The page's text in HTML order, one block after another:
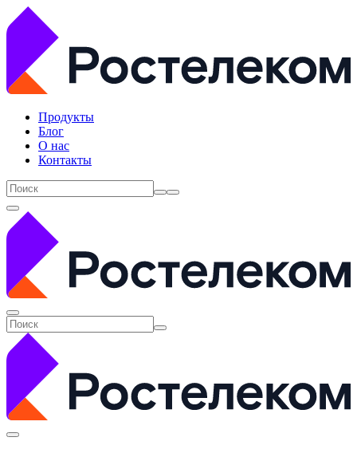
Продукты
Блог
О нас
Контакты